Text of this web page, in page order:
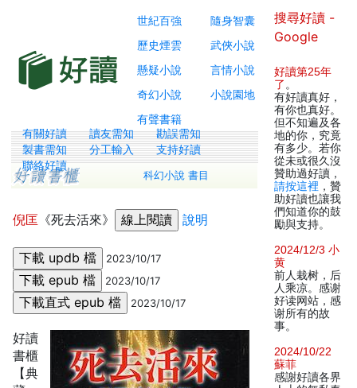
世紀百強
隨身智囊
歷史煙雲
武俠小說
懸疑小說
言情小說
奇幻小說
小說園地
有聲書籍
有關好讀 讀友需知
勘誤需知
製書需知
分工輸入
支持好讀
聯絡好讀
科幻小說 書目
倪匡 《死去活來》 說明
2023/10/17
2023/10/17
2023/10/17
好讀
書櫃
【典
搜尋好讀 -
Google
好讀第25年
了 。
有好讀真好，
有你也真好。
但不知遍及各
地的你，究竟
有多少。若你
從未或很久沒
贊助過好讀，
請按這裡 ，贊
助好讀也讓我
們知道你的鼓
勵與支持。
2024/12/3 小
黄
前人栽树，后
人乘凉。感谢
好读网站，感
谢所有的故
事。
2024/10/22
蘇菲
感謝好讀各界